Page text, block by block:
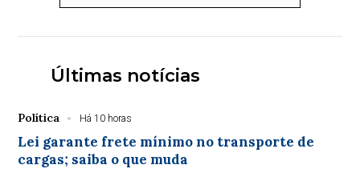
Últimas notícias
Política Há 10 horas
Lei garante frete mínimo no transporte de
cargas; saiba o que muda